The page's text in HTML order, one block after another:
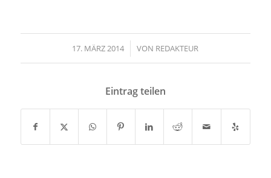
17. MÄRZ 2014
/ VON REDAKTEUR
Eintrag teilen